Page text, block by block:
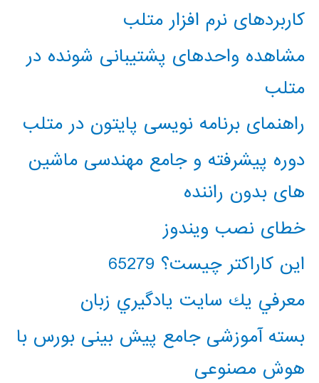
کاربردهای نرم افزار متلب
مشاهده واحدهای پشتیبانی شونده در
متلب
راهنمای برنامه نویسی پایتون در متلب
دوره پیشرفته و جامع مهندسی ماشین
های بدون راننده
خطای نصب ویندوز
این کاراکتر چیست؟ 65279
معرفي يك سايت يادگيري زبان
بسته آموزشی جامع پیش بینی بورس با
هوش مصنوعی